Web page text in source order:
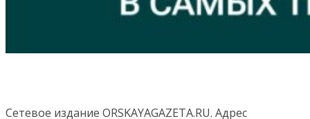
Сетевое издание ORSKAYAGAZETA.RU. Адрес